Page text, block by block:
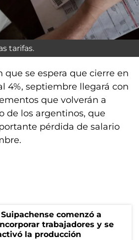
tarifas.
que se espera que cierre en
4%, septiembre llegará con
que volverán a
de los argentinos, que
pérdida de salario
Suipachense comenzó a
trabajadores y se
la producción